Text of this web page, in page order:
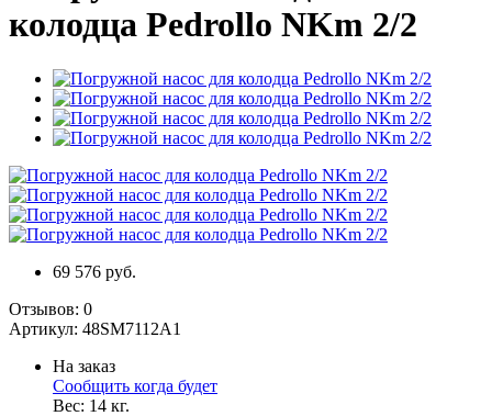
колодца Pedrollo NKm 2/2
69 576 руб.
Отзывов: 0
Артикул: 48SM7112A1
На заказ
Сообщить когда будет
Вес: 14 кг.